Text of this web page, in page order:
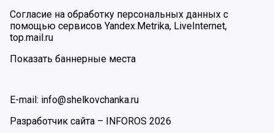
Согласие на обработку персональных данных с
помощью сервисов Yandex.Metrika, LiveInternet,
top.mail.ru
Показать баннерные места
E-mail: info@shelkovchanka.ru
Разработчик сайта –
INFOROS 2026